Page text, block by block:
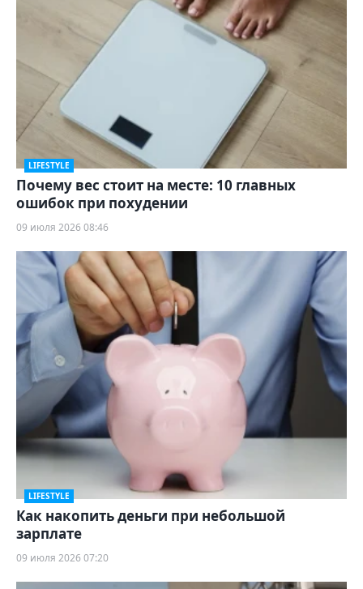
LIFESTYLE
Почему вес стоит на месте: 10 главных
ошибок при похудении
09 июля 2026 08:46
LIFESTYLE
Как накопить деньги при небольшой
зарплате
09 июля 2026 07:20